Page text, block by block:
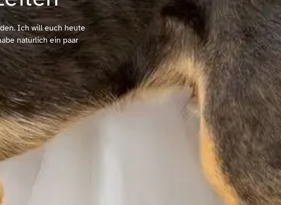
Ich will euch heute
natürlich ein paar